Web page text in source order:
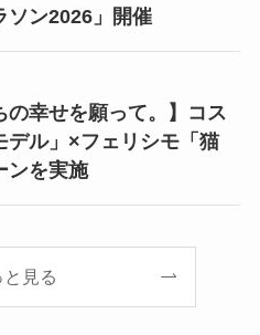
ソン2026」開催
の幸せを願って。】コス
デル」×フェリシモ「猫
ンを実施
と見る